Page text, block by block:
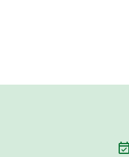
event_available